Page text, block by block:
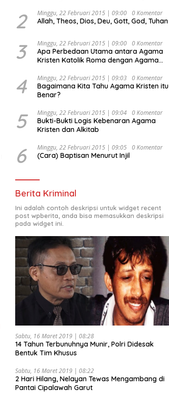
Djojohadikusumo Anti Penjajahan
(Pergolakan Ekonomi Politik Indonesia) &
Undang Perekonomian Nasional dan
Kesejahteraan Sosial dalam Menata
Bangsa Menuju Indonesia Emas 2045”,
2 Minggu, 22 Februari 2015 | 09:00 0 Komentar
Allah, Theos, Dios, Deu, Gott, God, Tuhan
3 Minggu, 22 Februari 2015 | 09:00 0 Komentar
Apa Perbedaan Utama antara Agama
Kristen Katolik Roma dengan Agama
4 Minggu, 22 Februari 2015 | 09:03 0 Komentar
Bagaimana Kita Tahu Agama Kristen itu
Benar?
5 Minggu, 22 Februari 2015 | 09:04 0 Komentar
Bukti-Bukti Logis Kebenaran Agama
Kristen dan Alkitab
6 Minggu, 22 Februari 2015 | 09:05 0 Komentar
(Cara) Baptisan Menurut Injil
Berita Kriminal
Ini adalah contoh deskripsi untuk widget recent
post wpberita, anda bisa memasukkan deskripsi
pada widget ini.
Sabtu, 16 Maret 2019 | 08:28
14 Tahun Terbunuhnya Munir, Polri Didesak
Bentuk Tim Khusus
Sabtu, 16 Maret 2019 | 08:22
2 Hari Hilang, Nelayan Tewas Mengambang di
Pantai Cipalawah Garut